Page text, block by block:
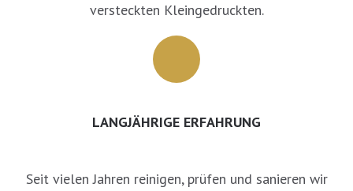
versteckten Kleingedruckten.
LANGJÄHRIGE ERFAHRUNG
Seit vielen Jahren reinigen, prüfen und sanieren wir